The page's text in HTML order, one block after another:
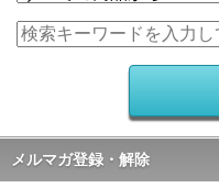
メルマガ登録・解除